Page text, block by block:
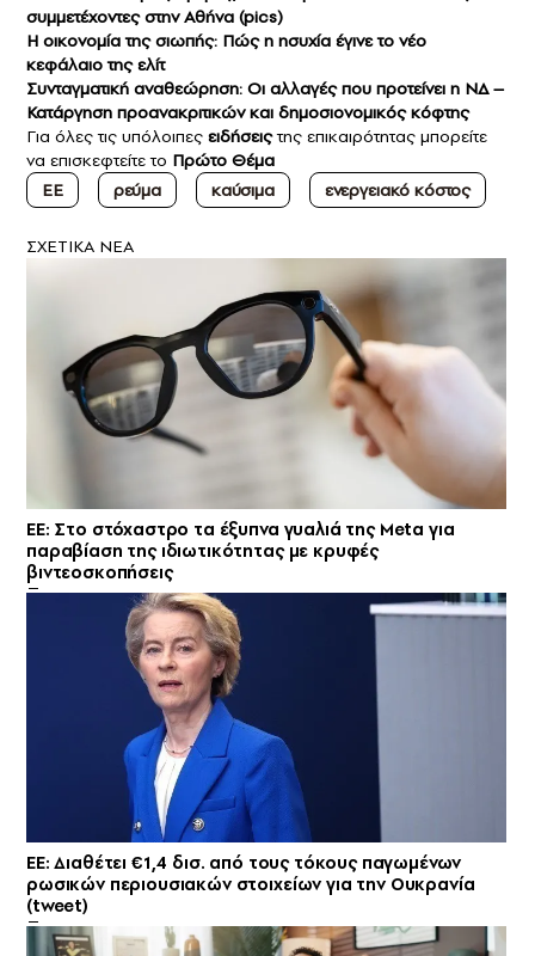
συμμετέχοντες στην Αθήνα (pics)
Η οικονομία της σιωπής: Πώς η ησυχία έγινε το νέο
κεφάλαιο της ελίτ
Συνταγματική αναθεώρηση: Οι αλλαγές που προτείνει η ΝΔ –
Κατάργηση προανακριτικών και δημοσιονομικός κόφτης
Για όλες τις υπόλοιπες ειδήσειςτης επικαιρότητας μπορείτε
να επισκεφτείτε το Πρώτο Θέμα
ΕΕ
ρεύμα καύσιμα ενεργειακό κόστος
ΣXETIKA NEA
ΕΕ: Στο στόχαστρο τα έξυπνα γυαλιά της Meta για
παραβίαση της ιδιωτικότητας με κρυφές
βιντεοσκοπήσεις
ΕΕ: Διαθέτει €1,4 δισ. από τους τόκους παγωμένων
ρωσικών περιουσιακών στοιχείων για την Ουκρανία
(tweet)